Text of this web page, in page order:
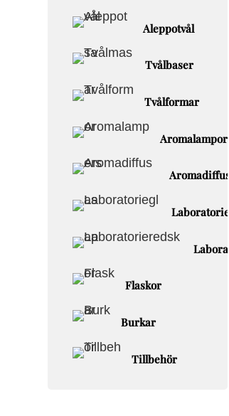
Aleppotvål
Tvålbaser
Tvålformar
Aromalampor
Flaskor
Burkar
Tillbehör